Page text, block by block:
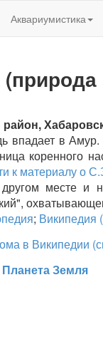
Аквариумистика
впадает в
коренного
к материалу о
другом месте
; Википедия
в Википедии
Земля